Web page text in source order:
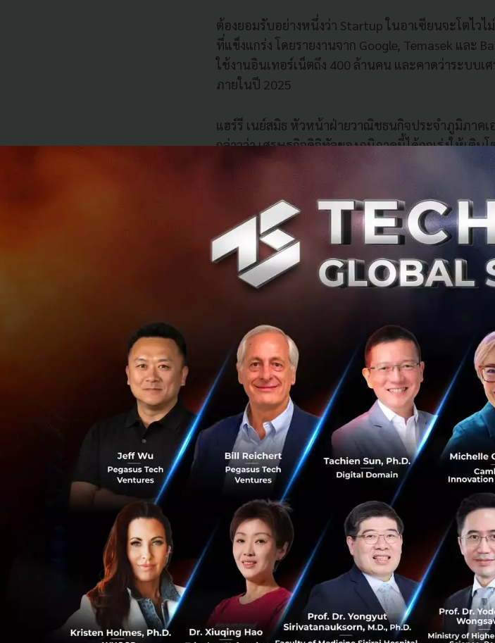
ต้องยอมรับอย่างหนึ่งว่า Startup ในอาเซียนจะโตไว
ที่แข็งแกร่ง โดยรายงานจาก Google, Temasek และ
ใช้งานอินเทอร์เน็ตถึง 400 ล้านคน และคาดว่าระบบ
ภายในปี 2025
แฮร์รี เนย์สมิธ หัวหน้าฝ่ายวาณิชธนกิจประจำภูมิภาคเ
กล่าวว่า เศรษฐกิจดิจิทัลของภูมิภาคนี้ได้ถูกเร่งให้เติบ
หนึ่งในข้อตกลงที่ใหญ่ที่สุดคือ การควบรวมกิจการระห
Tokopedia แพลตฟอร์ม E-Commerce เพื่อที่จะสร้
ดอลลาร์ นับว่าเป็นการควบรวมกิจการครั้งที่ใหญ่ที่สุด
ถ้ารวมกับดีลควบรวมกิจการกับบริษัท SPAC (Special
กว่า 17,000 ล้านดอลลาร์ของปี 2020 และ 23,000 ล้า
Fintech, E-Commerce และ Telecom : อนา
หนึ่งในสาเหตุที่ทำให้การ IPO ในอาเซียนได้รับควา
เชี่ยวชาญด้านเทคโนโลยีการเงิน จากบริษัทผู้ตรวจสอ
ปล่อยสินเชื่อ เป็นอุตสาหกรรมหลักที่ดึงดูดความสนใ
แพลตฟอร์มเกมและ E-Commerce เข้าซื้อกิจการธนาค
อินโดนีเซีย เพื่อปรับปรุงธนาคารท้องถิ่นให้กลายเป็
กับ E-Commerce ได้ราบรื่น
“เราเห็นบริษัทเทคโนโลยีด้านการเงินเข้าซื้อกิจกา
ให้บรรลุเป้าหมายได้อย่างรวดเร็ว และในอีกสามปีข้า
ดิจิทัลแห่งใหม่เพิ่มอีก 10-15 แห่งในสิงคโปร์ มาเลเ
เป็นหนึ่งในจุดหมายปลายทางที่สำคัญของการลงทุน” มิ